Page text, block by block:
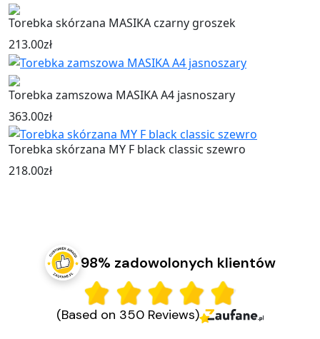
Torebka skórzana MASIKA czarny groszek
213.00zł
Torebka zamszowa MASIKA A4 jasnoszary
363.00zł
Torebka skórzana MY F black classic szewro
218.00zł
98% zadowolonych klientów
(Based on 350 Reviews)